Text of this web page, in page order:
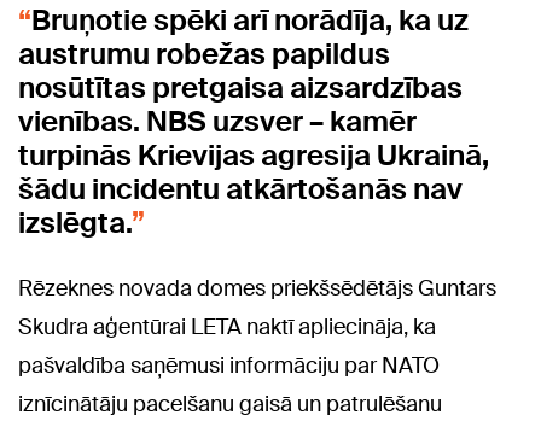
Bruņotie spēki arī norādīja, ka uz
austrumu robežas papildus
nosūtītas pretgaisa aizsardzības
vienības. NBS uzsver – kamēr
turpinās Krievijas agresija Ukrainā,
šādu incidentu atkārtošanās nav
izslēgta.
Rēzeknes novada domes priekšsēdētājs Guntars
Skudra aģentūrai LETA naktī apliecināja, ka
pašvaldība saņēmusi informāciju par NATO
iznīcinātāju pacelšanu gaisā un patrulēšanu